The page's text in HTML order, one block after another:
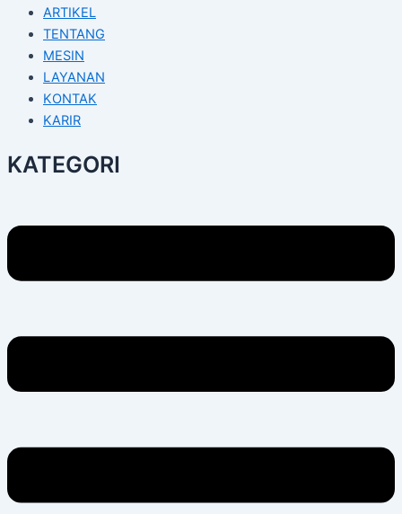
ARTIKEL
TENTANG
MESIN
LAYANAN
KONTAK
KARIR
KATEGORI